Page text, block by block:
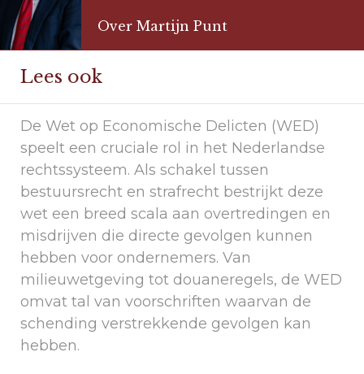
Lees ook
Over Martijn Punt
De Wet op Economische Delicten (WED)
speelt een cruciale rol in het Nederlandse
rechtssysteem. Als schakel tussen
bestuursrecht en strafrecht bestrijkt deze
wet een breed scala aan overtredingen en
misdrijven die directe gevolgen kunnen
hebben voor ondernemers. Van
milieuwetgeving tot douaneregels, de WED
omvat tal van voorschriften waarvan de
schending verstrekkende gevolgen kan
hebben.